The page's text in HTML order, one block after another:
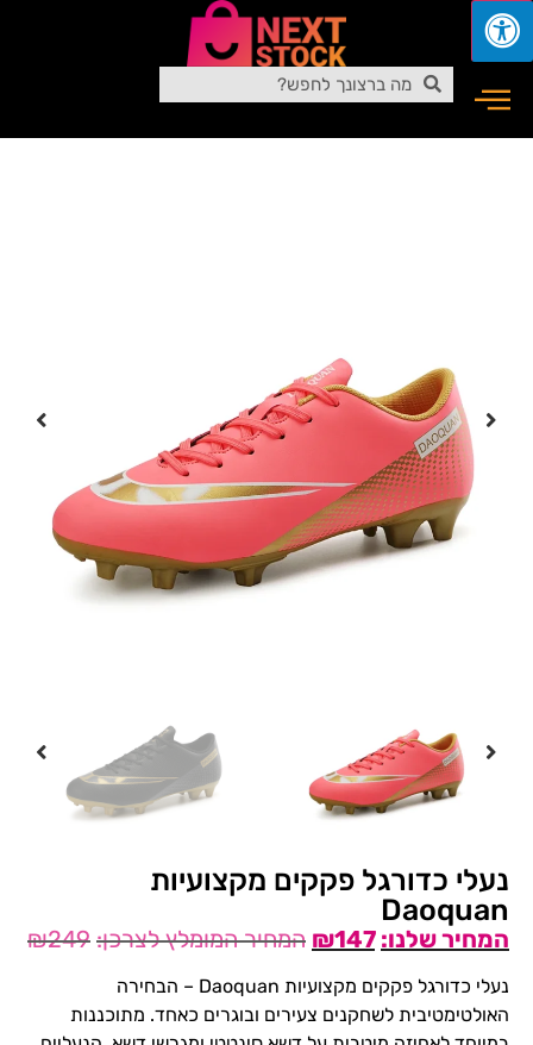
נעלי כדורגל פקקים מקצועיות
Daoquan
₪249 ₪147
נעלי כדורגל פקקים מקצועיות Daoquan – הבחירה
האולטימטיבית לשחקנים צעירים ובוגרים כאחד. מתוכננות